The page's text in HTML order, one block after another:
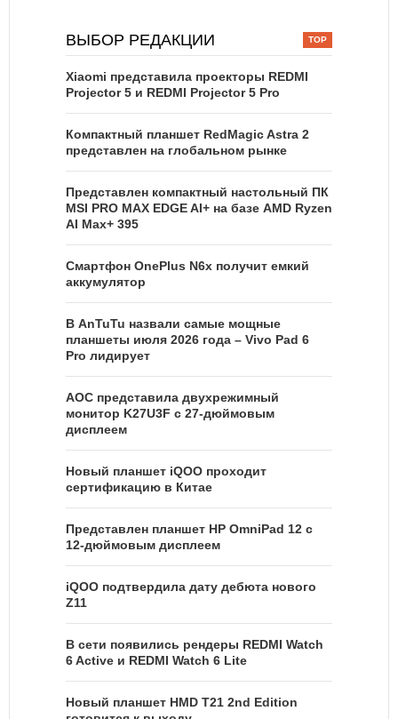
ВЫБОР РЕДАКЦИИ
Xiaomi представила проекторы REDMI
Projector 5 и REDMI Projector 5 Pro
Компактный планшет RedMagic Astra 2
представлен на глобальном рынке
Представлен компактный настольный ПК
MSI PRO MAX EDGE AI+ на базе AMD Ryzen
AI Max+ 395
Смартфон OnePlus N6x получит емкий
аккумулятор
В AnTuTu назвали самые мощные
планшеты июля 2026 года – Vivo Pad 6
Pro лидирует
AOC представила двухрежимный
монитор K27U3F с 27-дюймовым
дисплеем
Новый планшет iQOO проходит
сертификацию в Китае
Представлен планшет HP OmniPad 12 с
12-дюймовым дисплеем
iQOO подтвердила дату дебюта нового
Z11
В сети появились рендеры REDMI Watch
6 Active и REDMI Watch 6 Lite
Новый планшет HMD T21 2nd Edition